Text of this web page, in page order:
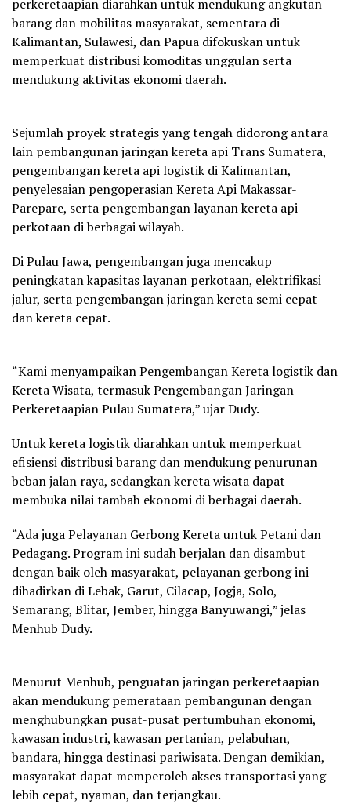
perkeretaapian diarahkan untuk mendukung angkutan
barang dan mobilitas masyarakat, sementara di
Kalimantan, Sulawesi, dan Papua difokuskan untuk
memperkuat distribusi komoditas unggulan serta
mendukung aktivitas ekonomi daerah.
Sejumlah proyek strategis yang tengah didorong antara
lain pembangunan jaringan kereta api Trans Sumatera,
pengembangan kereta api logistik di Kalimantan,
penyelesaian pengoperasian Kereta Api Makassar-
Parepare, serta pengembangan layanan kereta api
perkotaan di berbagai wilayah.
Di Pulau Jawa, pengembangan juga mencakup
peningkatan kapasitas layanan perkotaan, elektrifikasi
jalur, serta pengembangan jaringan kereta semi cepat
dan kereta cepat.
“Kami menyampaikan Pengembangan Kereta logistik dan
Kereta Wisata, termasuk Pengembangan Jaringan
Perkeretaapian Pulau Sumatera,” ujar Dudy.
Untuk kereta logistik diarahkan untuk memperkuat
efisiensi distribusi barang dan mendukung penurunan
beban jalan raya, sedangkan kereta wisata dapat
membuka nilai tambah ekonomi di berbagai daerah.
“Ada juga Pelayanan Gerbong Kereta untuk Petani dan
Pedagang. Program ini sudah berjalan dan disambut
dengan baik oleh masyarakat, pelayanan gerbong ini
dihadirkan di Lebak, Garut, Cilacap, Jogja, Solo,
Semarang, Blitar, Jember, hingga Banyuwangi,” jelas
Menhub Dudy.
Menurut Menhub, penguatan jaringan perkeretaapian
akan mendukung pemerataan pembangunan dengan
menghubungkan pusat-pusat pertumbuhan ekonomi,
kawasan industri, kawasan pertanian, pelabuhan,
bandara, hingga destinasi pariwisata. Dengan demikian,
masyarakat dapat memperoleh akses transportasi yang
lebih cepat, nyaman, dan terjangkau.